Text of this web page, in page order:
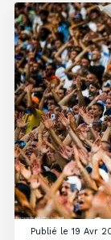
Publié le 19 Avr